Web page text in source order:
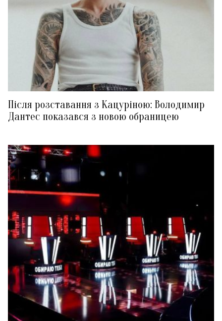
Після розставання з Кацуріною: Володимир
Дантес показався з новою обраницею